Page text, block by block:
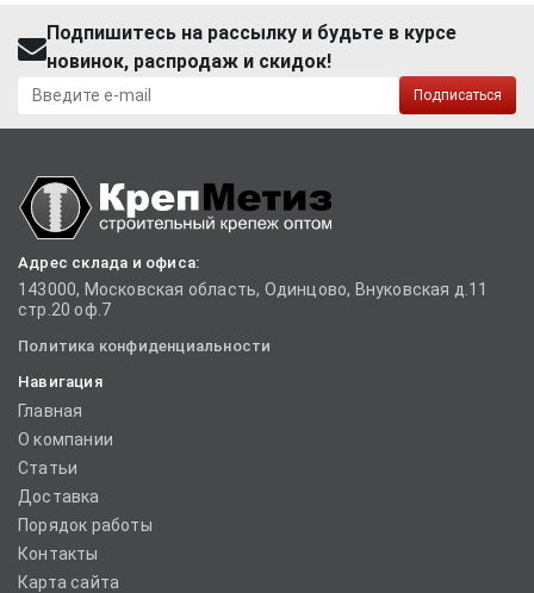
Подпишитесь на рассылку и будьте в курсе
новинок, распродаж и скидок!
Подписаться
Адрес склада и офиса:
143000, Московская область, Одинцово, Внуковская д.11
стр.20 оф.7
Политика конфиденциальности
Навигация
Главная
О компании
Статьи
Доставка
Порядок работы
Контакты
Карта сайта